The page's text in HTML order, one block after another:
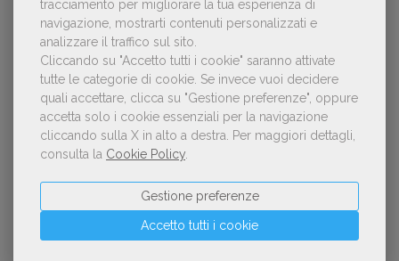
tracciamento per migliorare la tua esperienza di
navigazione, mostrarti contenuti personalizzati e
analizzare il traffico sul sito.
Cliccando su "Accetto tutti i cookie" saranno attivate
tutte le categorie di cookie. Se invece vuoi decidere
quali accettare, clicca su "Gestione preferenze", oppure
accetta solo i cookie essenziali per la navigazione
cliccando sulla X in alto a destra. Per maggiori dettagli,
consulta la Cookie Policy
Accetto tutti i cookie
Gestione preferenze
«La voce umana? Ha un valore aggiunto
impareggiabile». Simona Musmeci, product
manager ebook e audiolibri
NOTIZIE DALL'AIE
Il Premio Inge Feltrinelli apre le